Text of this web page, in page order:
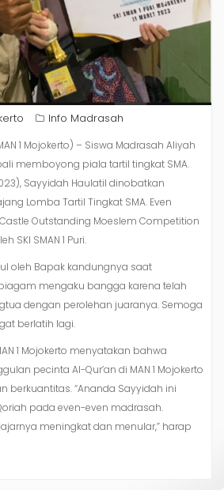
Info Madrasah
1 Mojokerto) – Siswa Madrasah Aliyah
memboyong piala tartil tingkat SMA.
Sayyidah Haulatil dinobatkan
Lomba Tartil Tingkat SMA. Even
Outstanding Moeslem Competition
SKI SMAN 1 Puri.
oleh Bapak kandungnya saat
mengaku bangga karena telah
dengan perolehan juaranya. Semoga
berlatih lagi.
1 Mojokerto menyatakan bahwa
pecinta Al-Qur’an di MAN 1 Mojokerto
berkuantitas. “Ananda Sayyidah ini
pada even-even madrasah.
meningkat dan menular,” harap